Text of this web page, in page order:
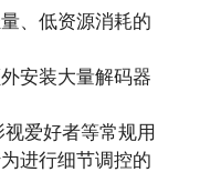
、低资源消耗的
安装大量解码器
爱好者等常规用
进行细节调控的